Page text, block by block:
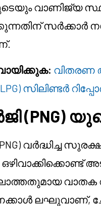
വാണിജ്യ
വിതരണ
സിലിണ്ടർ
വർദ്ധിച്ച
വാതക
ലഘുവാണ്,